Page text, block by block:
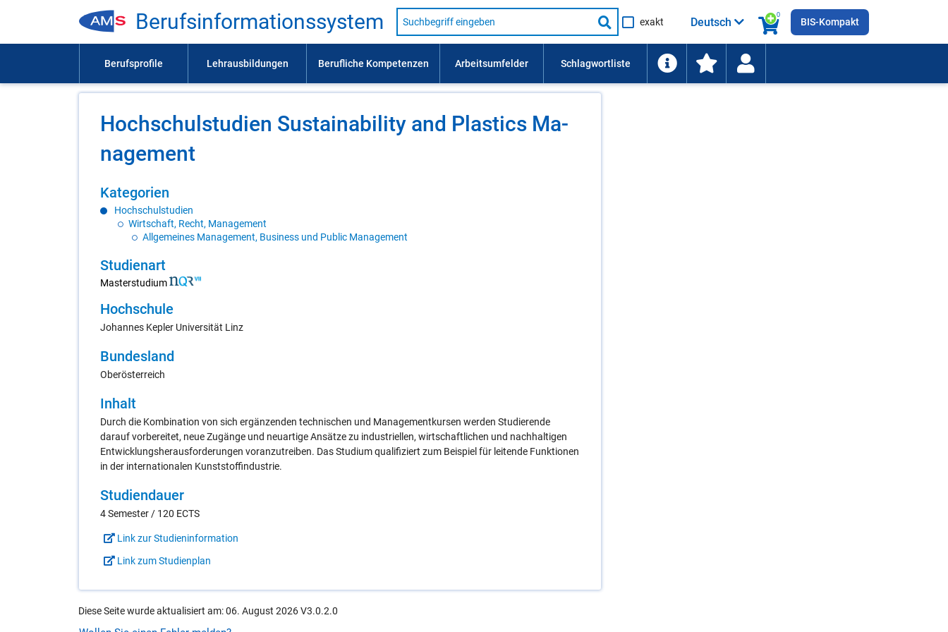
Be­rufs­in­for­ma­ti­ons­sys­tem
Suche
nach
Lehrausbildung,
usw.
Suche
starten
exakt
0
Deutsch BIS-Kompakt
Hoch­schul­stu­di­en Sustaina­bi­li­ty and Plas­tics Ma­
nage­ment
Ka­te­go­ri­en
Hochschulstudien
Wirtschaft, Recht, Management
Allgemeines Management, Business und Public Management
Stu­di­en­art
Masterstudium
Hoch­schu­le
Johannes Kepler Universität Linz
Bun­des­land
Oberösterreich
In­halt
Durch die Kombination von sich ergänzenden technischen und Managementkursen werden Studierende
darauf vorbereitet, neue Zugänge und neuartige Ansätze zu industriellen, wirtschaftlichen und nachhaltigen
Entwicklungsherausforderungen voranzutreiben. Das Studium qualifiziert zum Beispiel für leitende Funktionen
in der internationalen Kunststoffindustrie.
Stu­di­en­dau­er
4 Semester / 120 ECTS
Link zur Studieninformation
Link zum Studienplan
Diese Seite wurde aktualisiert am: 06. August 2026 V3.0.2.0